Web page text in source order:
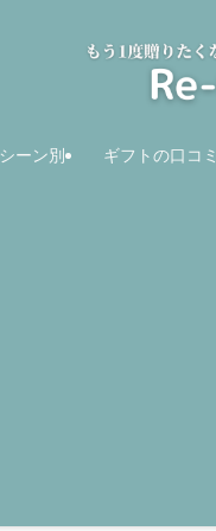
シーン別 ギフトの口コミ